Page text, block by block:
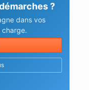
?
dans vos
charge.